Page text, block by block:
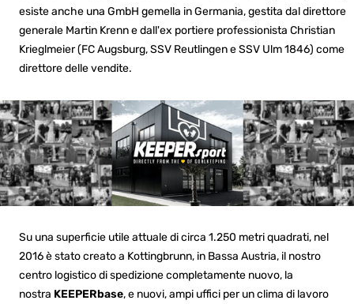
esiste anche una GmbH gemella in Germania, gestita dal direttore
generale Martin Krenn e dall'ex portiere professionista Christian
Krieglmeier (FC Augsburg, SSV Reutlingen e SSV Ulm 1846) come
direttore delle vendite.
Su una superficie utile attuale di circa 1.250 metri quadrati, nel
2016 è stato creato a Kottingbrunn, in Bassa Austria, il nostro
centro logistico di spedizione completamente nuovo, la
nostra KEEPERbase, e nuovi, ampi uffici per un clima di lavoro